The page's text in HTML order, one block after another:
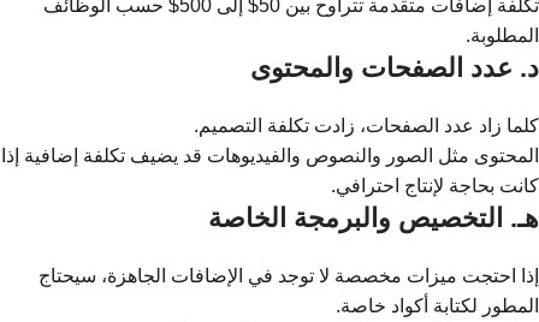
تكلفة إضافات متقدمة تتراوح بين 50$ إلى 500$ حسب الوظائف
المطلوبة.
د. عدد الصفحات والمحتوى
كلما زاد عدد الصفحات، زادت تكلفة التصميم.
المحتوى مثل الصور والنصوص والفيديوهات قد يضيف تكلفة إضافية إذا
كانت بحاجة لإنتاج احترافي.
هـ. التخصيص والبرمجة الخاصة
إذا احتجت ميزات مخصصة لا توجد في الإضافات الجاهزة، سيحتاج
المطور لكتابة أكواد خاصة.